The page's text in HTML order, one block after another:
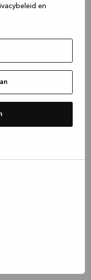
en
console for more